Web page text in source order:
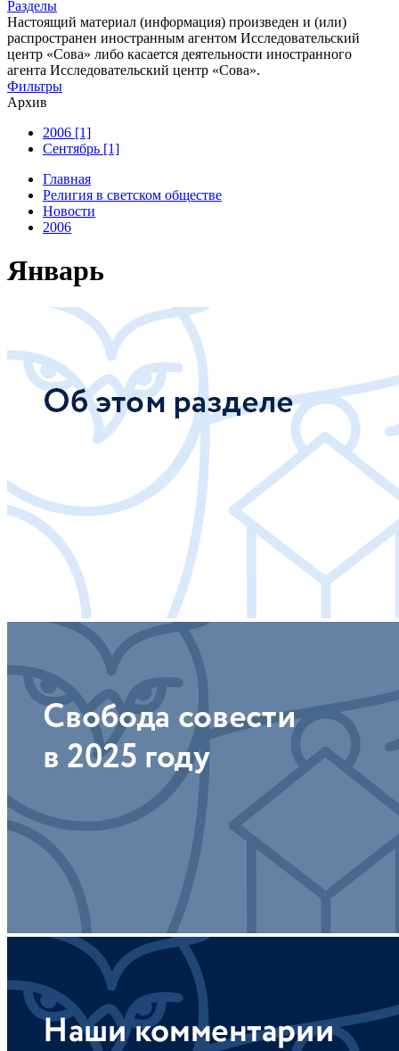
Разделы
Настоящий материал (информация) произведен и (или)
распространен иностранным агентом Исследовательский
центр «Сова» либо касается деятельности иностранного
агента Исследовательский центр «Сова».
Фильтры
Архив
2006 [1]
Сентябрь [1]
Главная
Религия в светском обществе
Новости
2006
Январь